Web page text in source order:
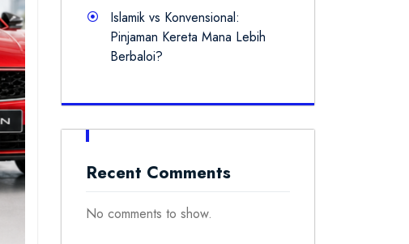
Islamik vs Konvensional:
Pinjaman Kereta Mana Lebih
Berbaloi?
Recent Comments
No comments to show.